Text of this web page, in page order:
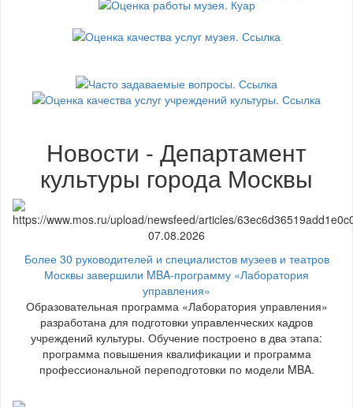
Новости - Департамент
культуры города Москвы
07.08.2026
Более 30 руководителей и специалистов музеев и театров
Москвы завершили MBA-программу «Лаборатория
управления»
Образовательная программа «Лаборатория управления»
разработана для подготовки управленческих кадров
учреждений культуры. Обучение построено в два этапа:
программа повышения квалификации и программа
профессиональной переподготовки по модели MBA.